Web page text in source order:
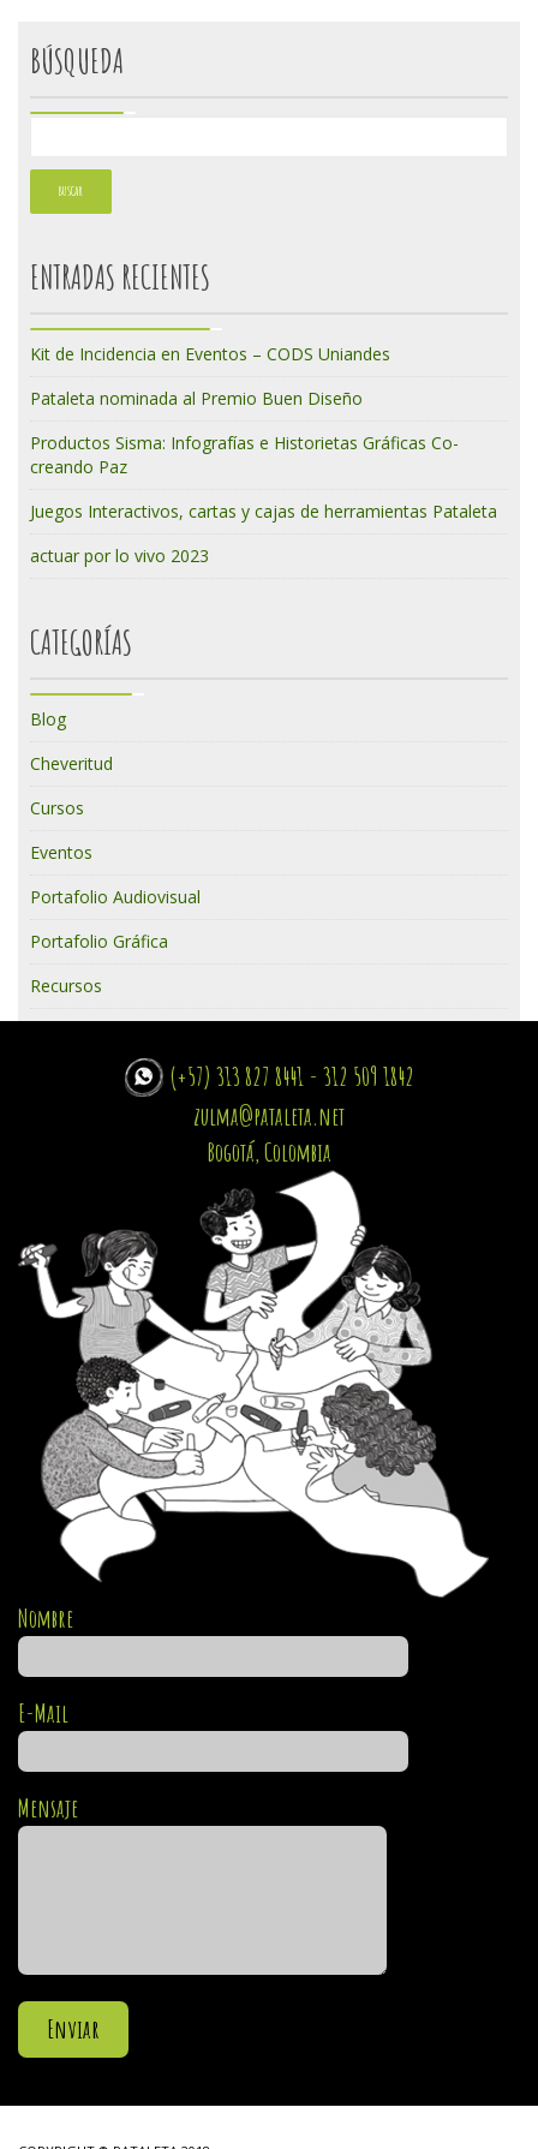
BÚSQUEDA
ENTRADAS RECIENTES
Kit de Incidencia en Eventos – CODS Uniandes
Pataleta nominada al Premio Buen Diseño
Productos Sisma: Infografías e Historietas Gráficas Co-
creando Paz
Juegos Interactivos, cartas y cajas de herramientas Pataleta
actuar por lo vivo 2023
CATEGORÍAS
Blog
Cheveritud
Cursos
Eventos
Portafolio Audiovisual
Portafolio Gráfica
Recursos
(+57) 313 827 8441 - 312 509 1842
zulma@pataleta.net
Bogotá, Colombia
Nombre
E-Mail
Mensaje